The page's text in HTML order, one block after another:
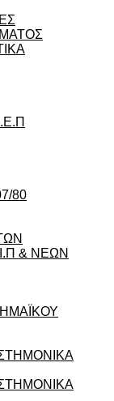
80
& ΝΕΩΝ